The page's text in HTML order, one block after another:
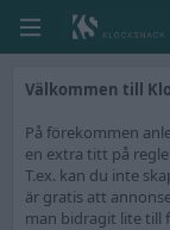
Välkommen till
På förekommen
en extra titt på
T.ex. kan du inte
är gratis att
man bidragit lite till